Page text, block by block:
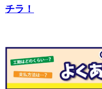
チラ！